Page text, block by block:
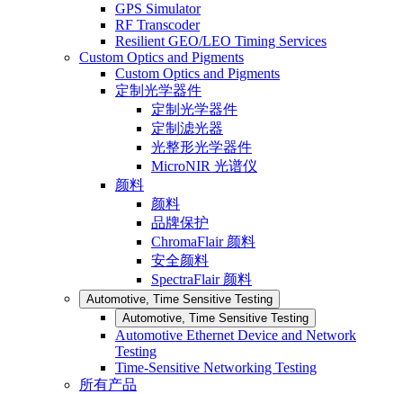
GPS Simulator
RF Transcoder
Resilient GEO/LEO Timing Services
Custom Optics and Pigments
Custom Optics and Pigments
定制光学器件
定制光学器件
定制滤光器
光整形光学器件
MicroNIR 光谱仪
颜料
颜料
品牌保护
ChromaFlair 颜料
安全颜料
SpectraFlair 颜料
Automotive, Time Sensitive Testing
Automotive, Time Sensitive Testing
Automotive Ethernet Device and Network
Testing
Time-Sensitive Networking Testing
所有产品